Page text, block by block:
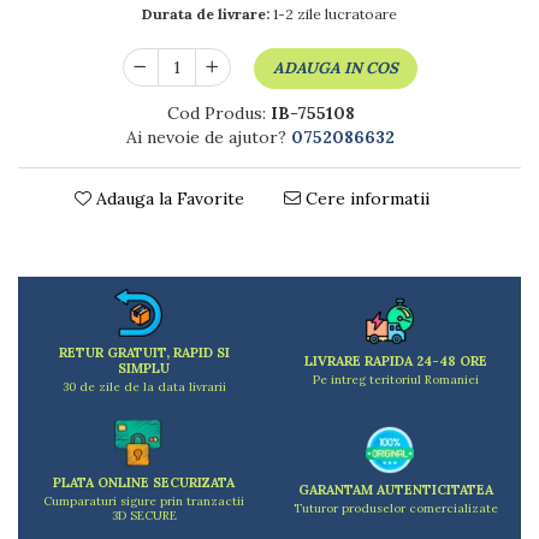
Ustensile pentru gatit
Foarfece alimentare
Polonice, clesti, spatule, linguri
Prese, tocatoare si feliatoare alimente
Razatori
Seturi ustensile bucatarie
Tocatoare de bucatarie
Adaptor plita
Durata de livrare: 1-2 zile lucratoare
ADAUGA IN COS
Cod Produs: IB-755108
Ai nevoie de ajutor? 0752086632
Adauga la Favorite Cere informatii
RETUR GRATUIT, RAPID SI
SIMPLU
30 de zile de la data livrarii
LIVRARE RAPIDA 24-48 ORE
Pe intreg teritoriul Romaniei
PLATA ONLINE SECURIZATA
Cumparaturi sigure prin tranzactii
3D SECURE
GARANTAM AUTENTICITATEA
Tuturor produselor comercializate